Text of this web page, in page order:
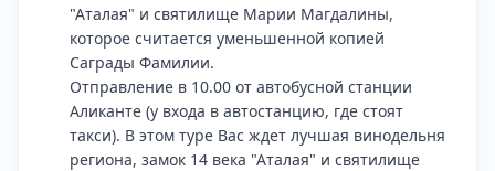
"Аталая" и святилище Марии Магдалины,
которое считается уменьшенной копией
Саграды Фамилии.
Отправление в 10.00 от автобусной станции
Аликанте (у входа в автостанцию, где стоят
такси). В этом туре Вас ждет лучшая винодельня
региона, замок 14 века "Аталая" и святилище